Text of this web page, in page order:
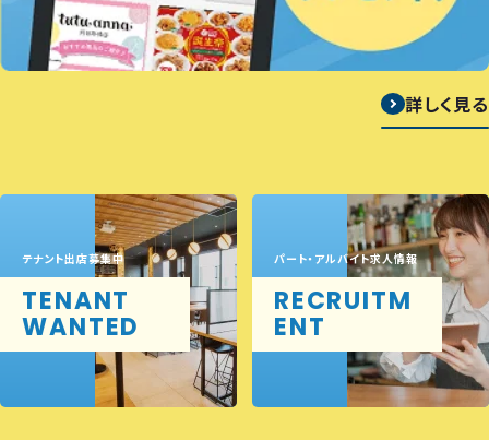
詳しく見る
テナント出店募集中
TENANT
WANTED
パート・アルバイト求人情報
RECRUITM
ENT